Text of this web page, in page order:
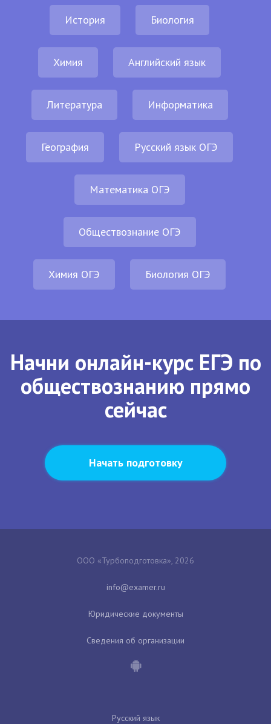
История Биология
Химия Английский язык
Литература Информатика
География Русский язык ОГЭ
Математика ОГЭ
Обществознание ОГЭ
Химия ОГЭ Биология ОГЭ
Начни онлайн-курс ЕГЭ по
обществознанию прямо
сейчас
Начать подготовку
ООО «Турбоподготовка», 2026
Юридические документы
Сведения об организации
Русский язык